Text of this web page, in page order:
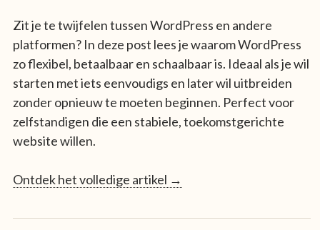
Zit je te twijfelen tussen WordPress en andere
platformen? In deze post lees je waarom WordPress
zo flexibel, betaalbaar en schaalbaar is. Ideaal als je wil
starten met iets eenvoudigs en later wil uitbreiden
zonder opnieuw te moeten beginnen. Perfect voor
zelfstandigen die een stabiele, toekomstgerichte
website willen.
Ontdek het volledige artikel →